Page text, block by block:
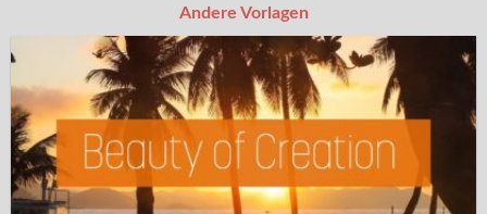
Andere Vorlagen